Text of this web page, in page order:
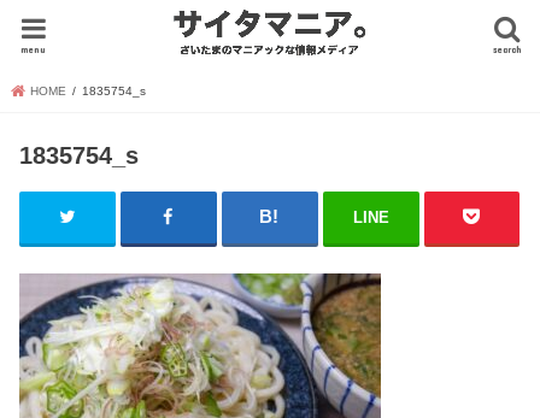
search
menu
HOME 1835754_s
1835754_s
LINE